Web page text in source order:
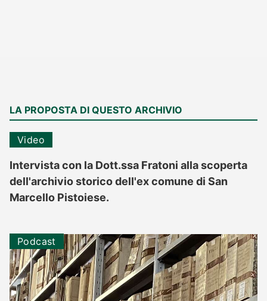
LA PROPOSTA DI QUESTO ARCHIVIO
Video
Intervista con la Dott.ssa Fratoni alla scoperta
dell'archivio storico dell'ex comune di San
Marcello Pistoiese.
Podcast